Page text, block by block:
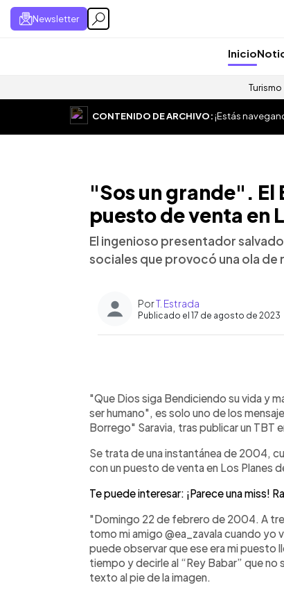
Newsletter
Inicio
Turismo
CONTENIDO DE ARCHIVO:¡Estás
"Sos un grande". El
puesto de venta en
El ingenioso presentador
sociales que provocó una ola de
PorT. Estrada
Publicado el 17 de agosto de 2023
Escuchar artículo
"Que Dios siga Bendiciendo su vida y
ser humano", es solo uno de los
Borrego" Saravia, tras publicar un TBT
Se trata de una instantánea de 2004,
con un puesto de venta en Los Planes
Te puede interesar: ¡Parece una miss!
"Domingo 22 de febrero de 2004. A
tomo mi amigo @ea_zavala cuando yo
puede observar que ese era mi puesto
tiempo y decirle al “Rey Babar” que no
texto al pie de la imagen.